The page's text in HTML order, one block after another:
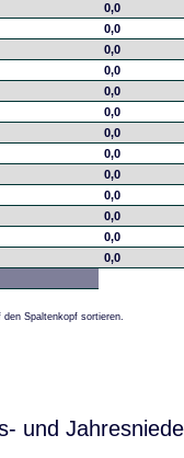
0,0
0,0
0,0
0,0
0,0
0,0
0,0
0,0
0,0
0,0
0,0
0,0
0,0
Spaltenkopf sortieren.
und